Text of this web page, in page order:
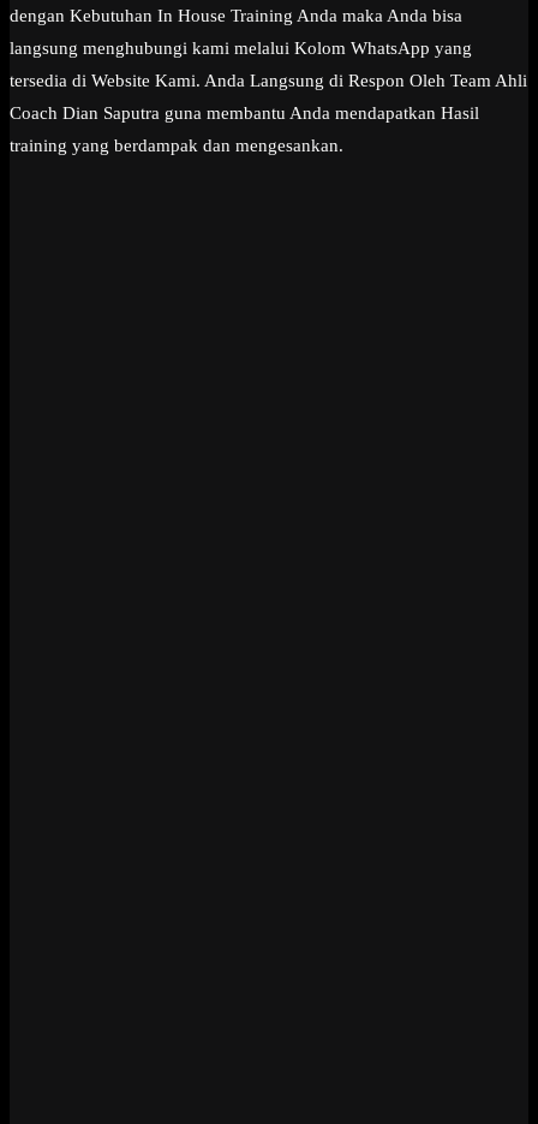
dengan Kebutuhan In House Training Anda maka Anda bisa
langsung menghubungi kami melalui Kolom WhatsApp yang
tersedia di Website Kami. Anda Langsung di Respon Oleh Team Ahli
Coach Dian Saputra guna membantu Anda mendapatkan Hasil
training yang berdampak dan mengesankan.